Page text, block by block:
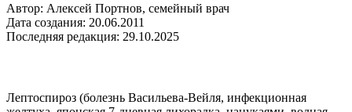
Автор: Алексей Портнов, семейный врач
Дата создания: 20.06.2011
Последняя редакция: 29.10.2025
Лептоспироз (болезнь Васильева-Вейля, инфекционная